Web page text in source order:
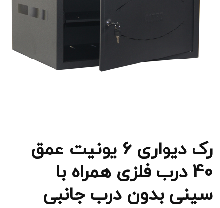
رک دیواری 6 یونیت عمق
40 درب فلزی همراه با
سینی بدون درب جانبی